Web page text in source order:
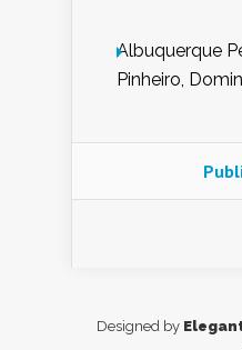
Albuquerque
Pinheiro,
Nunes de
Glória Pereira,
Designed by